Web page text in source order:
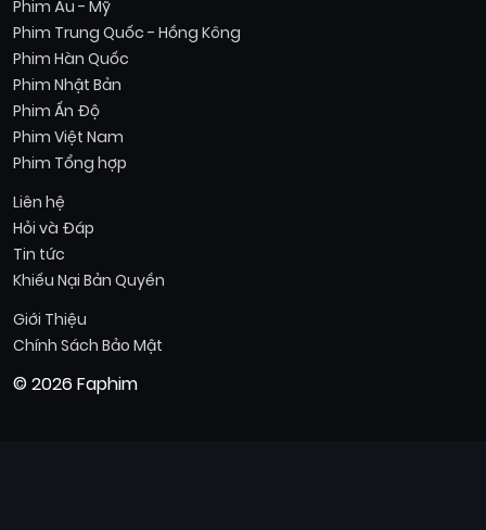
Phim Âu - Mỹ
Phim Trung Quốc - Hồng Kông
Phim Hàn Quốc
Phim Nhật Bản
Phim Ấn Độ
Phim Việt Nam
Phim Tổng hợp
Liên hệ
Hỏi và Đáp
Tin tức
Khiếu Nại Bản Quyền
Giới Thiệu
Chính Sách Bảo Mật
© 2026 Faphim